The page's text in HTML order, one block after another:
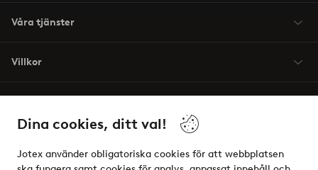
Dina cookies, ditt val!
Jotex använder obligatoriska cookies för att webbplatsen
Våra tjänster
Villkor